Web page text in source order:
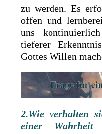
zu werden. Es
offen und
uns
tieferer
Gottes Willen
2.Wie verhalten
einer Wahrheit